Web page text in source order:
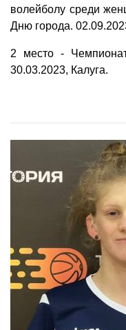
волейболу среди
Дню города.
2 место -
30.03.2023, Калуга.